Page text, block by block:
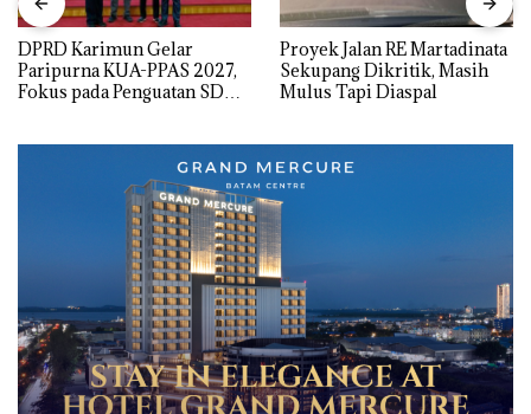
DPRD Karimun Gelar
Paripurna KUA-PPAS 2027,
Fokus pada Penguatan SDM,
Proyek Jalan RE Martadinata
Sekupang Dikritik, Masih
Mulus Tapi Diaspal